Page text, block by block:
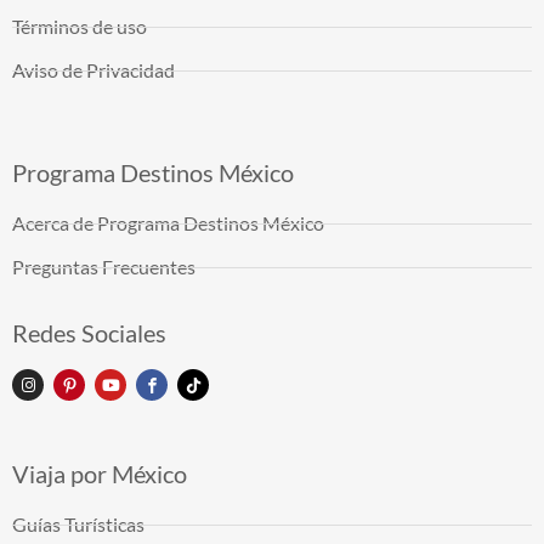
Términos de uso
Aviso de Privacidad
Programa Destinos México
Acerca de Programa Destinos México
Preguntas Frecuentes
Redes Sociales
Viaja por México
Guías Turísticas